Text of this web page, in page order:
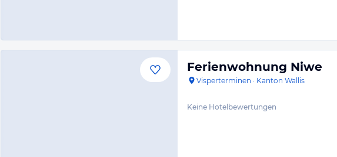
Ferienwohnung Niwe
Visperterminen · Kanton Wallis
Keine Hotelbewertungen